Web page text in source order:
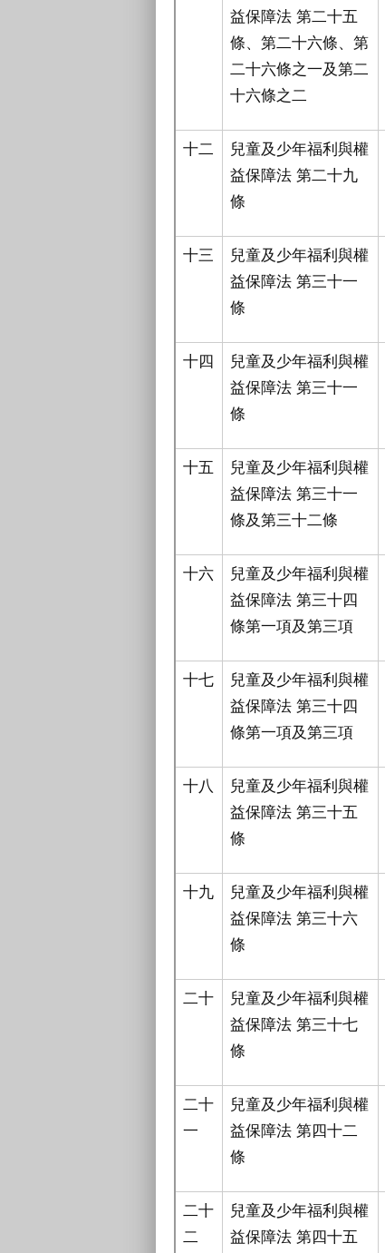
益保障法 第二十五
條、第二十六條、第
二十六條之一及第二
十六條之二
十二
兒童及少年福利與權
益保障法 第二十九
條
十三
兒童及少年福利與權
益保障法 第三十一
條
十四
兒童及少年福利與權
益保障法 第三十一
條
十五
兒童及少年福利與權
益保障法 第三十一
條及第三十二條
十六
兒童及少年福利與權
益保障法 第三十四
條第一項及第三項
十七
兒童及少年福利與權
益保障法 第三十四
條第一項及第三項
十八
兒童及少年福利與權
益保障法 第三十五
條
十九
兒童及少年福利與權
益保障法 第三十六
條
二十
兒童及少年福利與權
益保障法 第三十七
條
二十
一
兒童及少年福利與權
益保障法 第四十二
條
二十
二
兒童及少年福利與權
益保障法 第四十五